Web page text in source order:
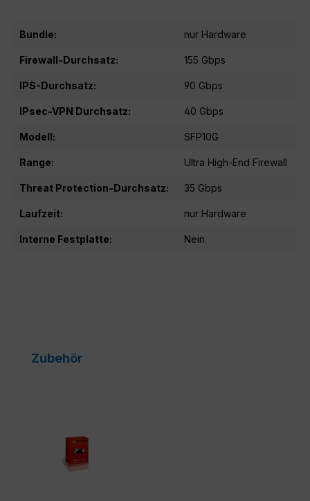
Bundle: nur Hardware
Firewall-Durchsatz: 155 Gbps
IPS-Durchsatz: 90 Gbps
IPsec-VPN Durchsatz: 40 Gbps
Modell: SFP10G
Range: Ultra High-End Firewall
Threat Protection-Durchsatz: 35 Gbps
Laufzeit: nur Hardware
Interne Festplatte: Nein
Produktgalerie überspringen
Zubehör